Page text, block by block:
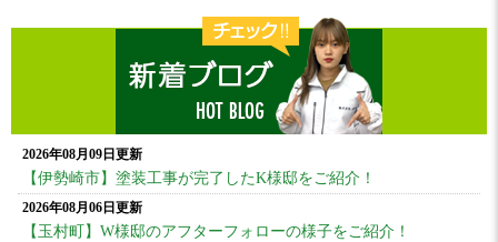
2026年08月09日更新
【伊勢崎市】塗装工事が完了したK様邸をご紹介！
2026年08月06日更新
【玉村町】W様邸のアフターフォローの様子をご紹介！